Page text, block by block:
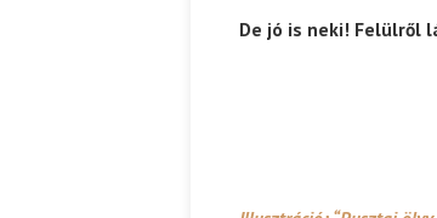
De jó is neki! Felülről